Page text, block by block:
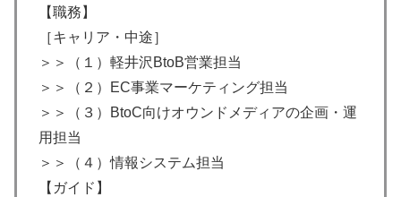
【職務】
［キャリア・中途］
＞＞（１）軽井沢BtoB営業担当
＞＞（２）EC事業マーケティング担当
＞＞（３）BtoC向けオウンドメディアの企画・運
用担当
＞＞（４）情報システム担当
【ガイド】